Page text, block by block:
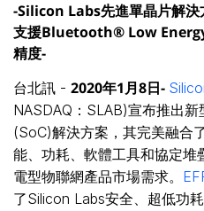
-Silicon Labs先進單晶片解決
支援Bluetooth® Low
精度-
台北訊 - 2020年1月8日-
NASDAQ：SLAB)宣布推出
(SoC)解決方案，其完美融合
能、功耗、軟體工具和協定
電型物聯網產品市場需求。
了Silicon Labs安全、超低功